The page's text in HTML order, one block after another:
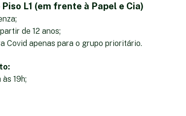
L1 (em frente à Papel e Cia)
de 12 anos;
Covid apenas para o grupo prioritário.
19h;